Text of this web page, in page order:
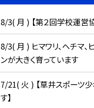
8/3( 月 ) 【第２回学校運営
8/3( 月 ) ヒマワリ、ヘチマ、
ンが大きく育っています
7/21( 火 ) 【草井スポーツ
す】